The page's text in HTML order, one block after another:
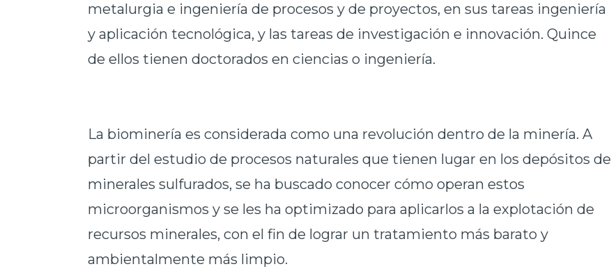
metalurgia e ingeniería de procesos y de proyectos, en sus tareas ingeniería
y aplicación tecnológica, y las tareas de investigación e innovación. Quince
de ellos tienen doctorados en ciencias o ingeniería.
La biominería es considerada como una revolución dentro de la minería. A
partir del estudio de procesos naturales que tienen lugar en los depósitos de
minerales sulfurados, se ha buscado conocer cómo operan estos
microorganismos y se les ha optimizado para aplicarlos a la explotación de
recursos minerales, con el fin de lograr un tratamiento más barato y
ambientalmente más limpio.